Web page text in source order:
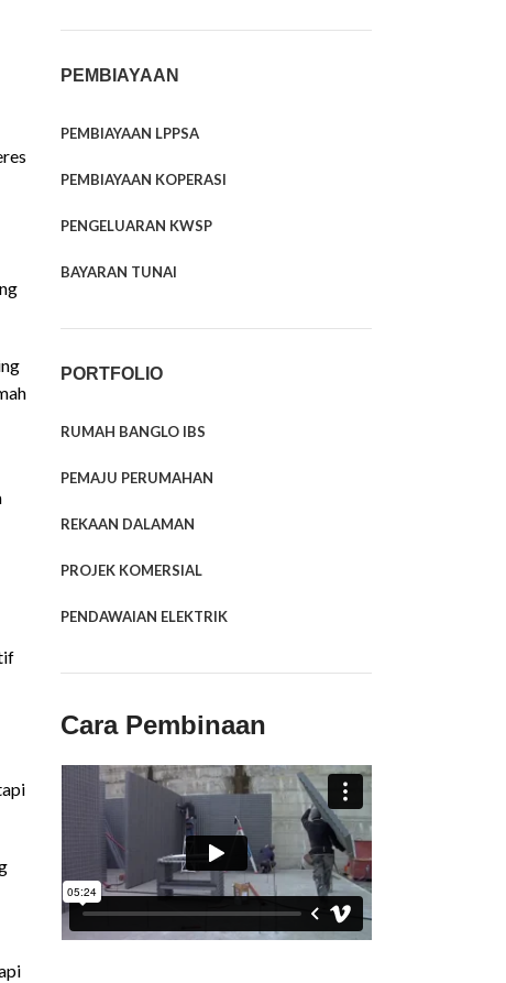
PEMBIAYAAN
PEMBIAYAAN LPPSA
PEMBIAYAAN KOPERASI
PENGELUARAN KWSP
BAYARAN TUNAI
PORTFOLIO
RUMAH BANGLO IBS
PEMAJU PERUMAHAN
REKAAN DALAMAN
PROJEK KOMERSIAL
PENDAWAIAN ELEKTRIK
Cara Pembinaan